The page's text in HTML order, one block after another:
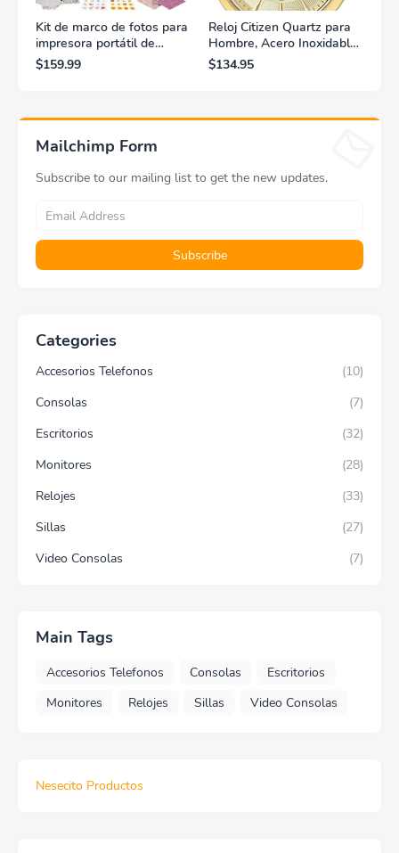
Kit de marco de fotos para
impresora portátil de
fotografías y vídeos
Lifeprint 3x4,5 (blanca)
$159.99
Reloj Citizen Quartz para
Hombre, Acero Inoxidable,
Clásico, Dorado
$134.95
Mailchimp Form
Subscribe to our mailing list to get the new updates.
Categories
Accesorios Telefonos
(10)
Consolas
(7)
Escritorios
(32)
Monitores
(28)
Relojes
(33)
Sillas
(27)
Video Consolas
(7)
Main Tags
Accesorios Telefonos Consolas
Escritorios
Monitores
Relojes Sillas Video Consolas
Nesecito Productos